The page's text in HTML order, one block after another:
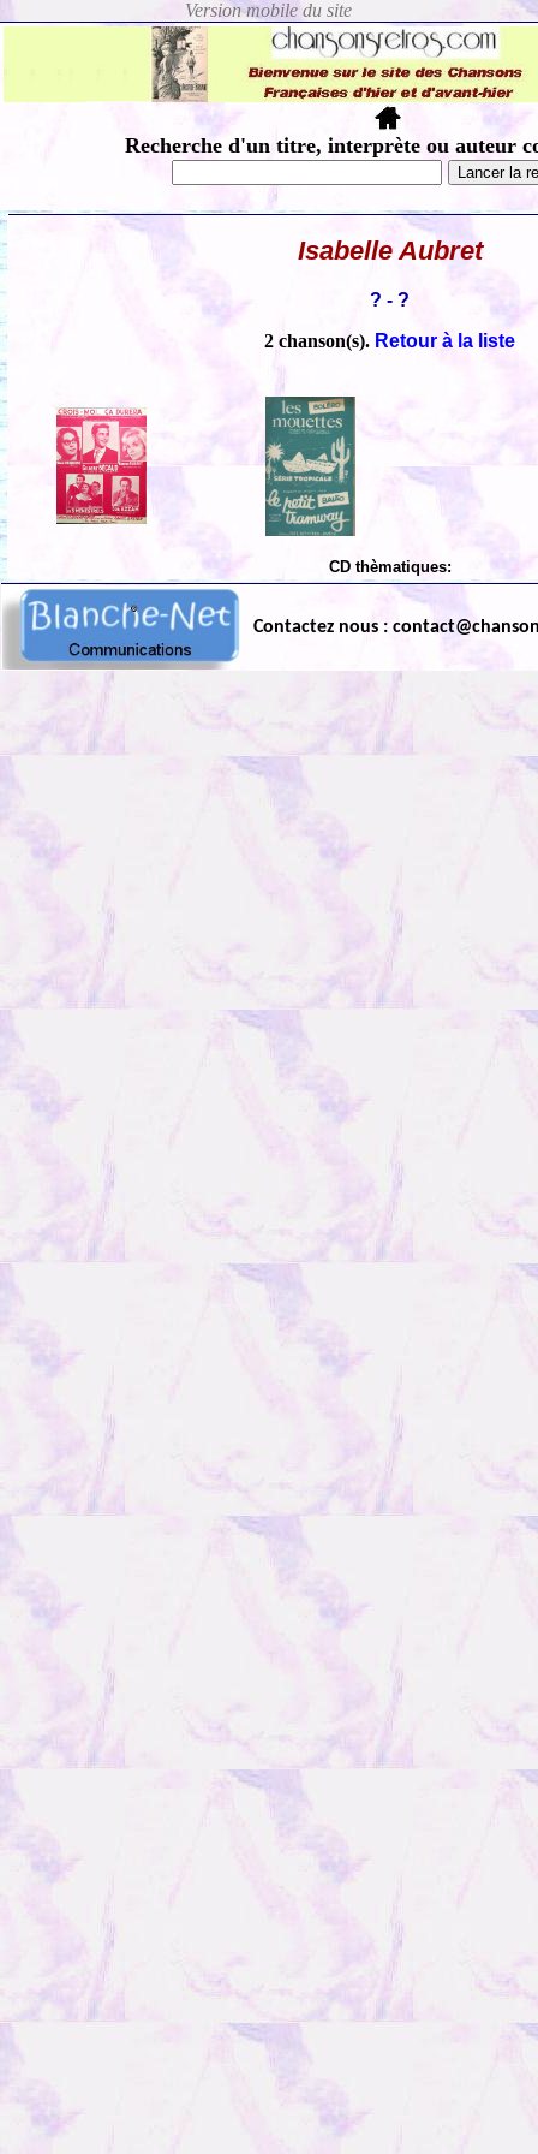
Recherche d'un titre, interprète ou auteur
Isabelle Aubret
? - ?
2 chanson(s). Retour à la liste
CD thèmatiques:
Contactez nous :